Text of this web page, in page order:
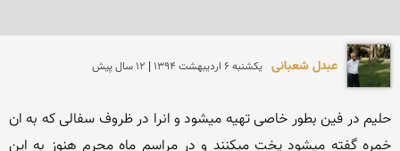
عبدل شعبانی يكشنبه 6 ارديبهشت 1394 | 12 سال پیش